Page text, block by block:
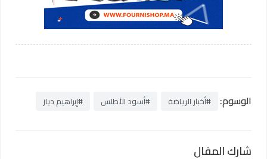
الوسوم: #أخبار الرياضة #أسود الأطلس #إبراهيم دياز
شارك المقال